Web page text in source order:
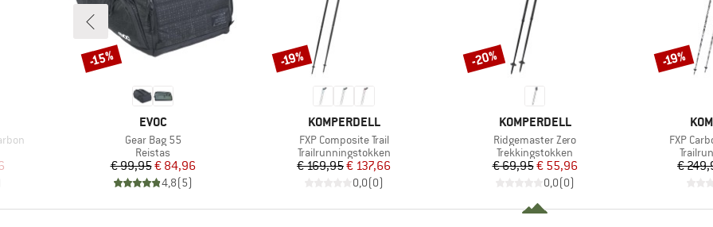
prijs
MERK
EVOC
Artikel
Gear Bag 55
Productgroep
Reistas
Prijs
€ 99,95Verlaagde prijs
€ 84,96
4,8(5)
Korting
-15%
MERK
KOMPERDELL
Artikel
FXP Composite Trail
Productgroep
Trailrunningstokken
Prijs
€ 169,95Verlaagde prijs
€ 137,66
0,0(0)
Korting
-19%
MERK
KOMPERDELL
Artikel
Ridgemaster Zero
Productgroep
Trekkingstokken
Prijs
€ 69,95Verlaagde prijs
€ 55,96
0,0(0)
Korting
-20%
Artikel
FXP
€
Korting
-19%